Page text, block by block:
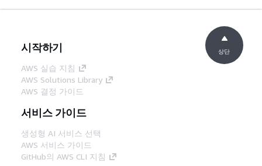
시작하기
AWS 실습 지침
AWS Solutions Library
AWS 결정 가이드
서비스 가이드
생성형 AI 서비스 선택
AWS 서비스 가이드
GitHub의 AWS CLI 지침
상단